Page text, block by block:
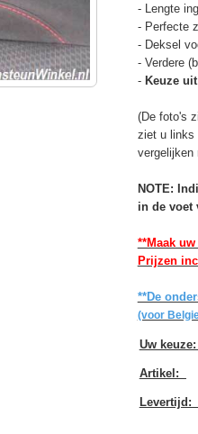
- Lengte
- Perfecte
- Deksel
- Verdere
- Keuze
(De foto's
ziet u links
vergelijken
NOTE:
in de voet
**Maak
Prijzen
**De
(voor
Uw keuze:
Artikel :
Levertijd :